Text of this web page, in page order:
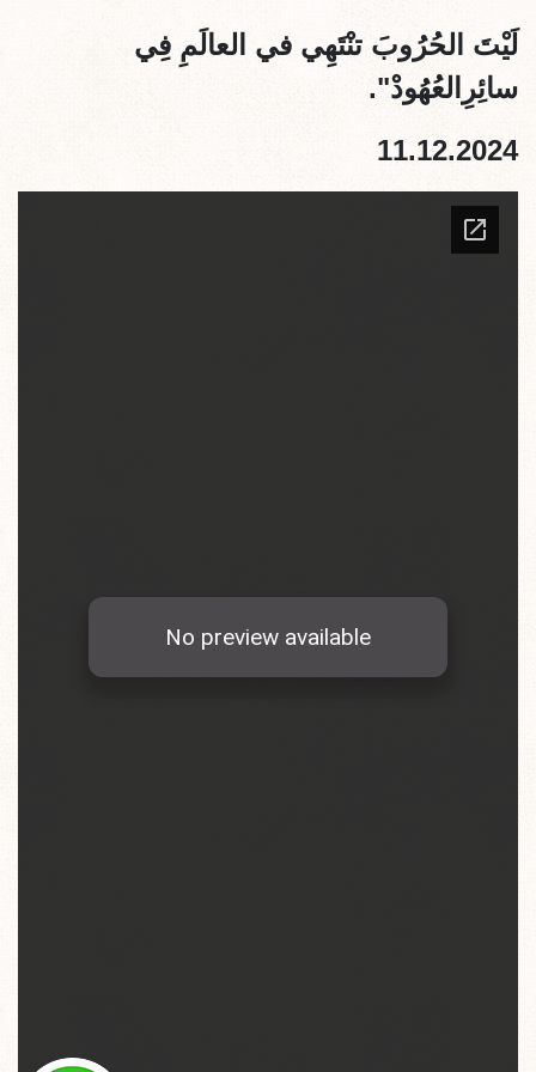
لَيْتَ الحُرُوبَ تنْتَهِي في العالَمِ فِي
سائِرِالعُهُودْ".
11.12.2024